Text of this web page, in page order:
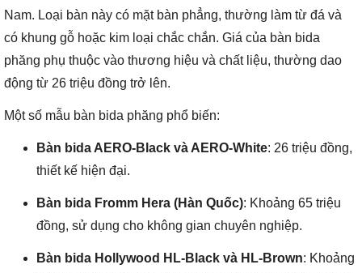
Nam. Loại bàn này có mặt bàn phẳng, thường làm từ đá và
có khung gỗ hoặc kim loại chắc chắn. Giá của bàn bida
phăng phụ thuộc vào thương hiệu và chất liệu, thường dao
động từ 26 triệu đồng trở lên.
Một số mẫu bàn bida phăng phổ biến:
Bàn bida AERO-Black và AERO-White: 26 triệu đồng,
thiết kế hiện đại.
Bàn bida Fromm Hera (Hàn Quốc): Khoảng 65 triệu
đồng, sử dụng cho không gian chuyên nghiệp.
Bàn bida Hollywood HL-Black và HL-Brown: Khoảng